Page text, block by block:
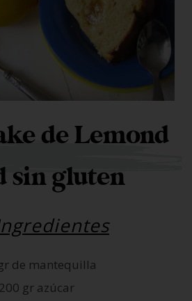
de Lemond
sin gluten
de mantequilla
200 gr azúcar